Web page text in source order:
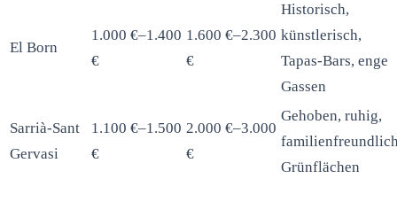
El Born
1.000 €–1.400
€
1.600 €–2.300
€
Historisch,
künstlerisch,
Tapas-Bars, enge
Gassen
Sarrià-Sant
Gervasi
1.100 €–1.500
€
2.000 €–3.000
€
Gehoben, ruhig,
Grünflächen